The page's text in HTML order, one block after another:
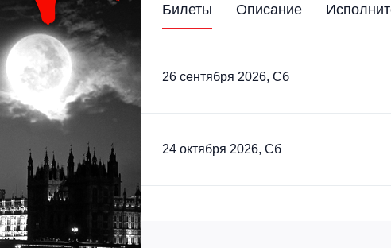
Билеты Описание
26 сентября 2026, Сб
24 октября 2026, Сб